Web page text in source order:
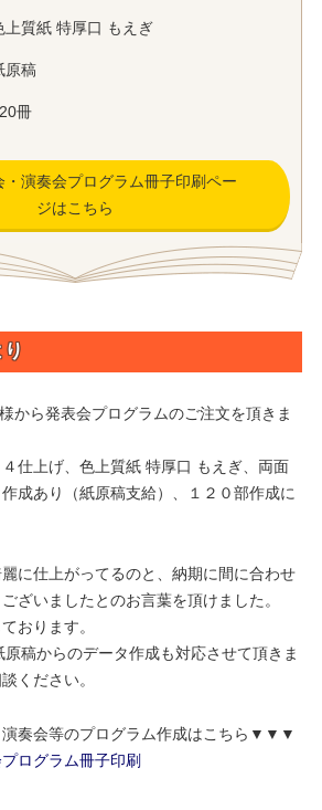
上質紙 特厚口 もえぎ
原稿
冊
・演奏会プログラム冊子印刷ペー
ジはこちら
から発表会プログラムのご注文を頂きま
仕上げ、色上質紙 特厚口 もえぎ、両面
成あり（紙原稿支給）、１２０部作成に
に仕上がってるのと、納期に間に合わせ
ざいましたとのお言葉を頂けました。
おります。
稿からのデータ作成も対応させて頂きま
ください。
奏会等のプログラム作成はこちら▼▼▼
ログラム冊子印刷